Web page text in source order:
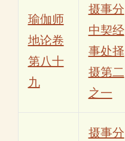
瑜伽师
地论卷
第八十
九
摄事分
中契经
事处择
摄第二
之一
摄事分